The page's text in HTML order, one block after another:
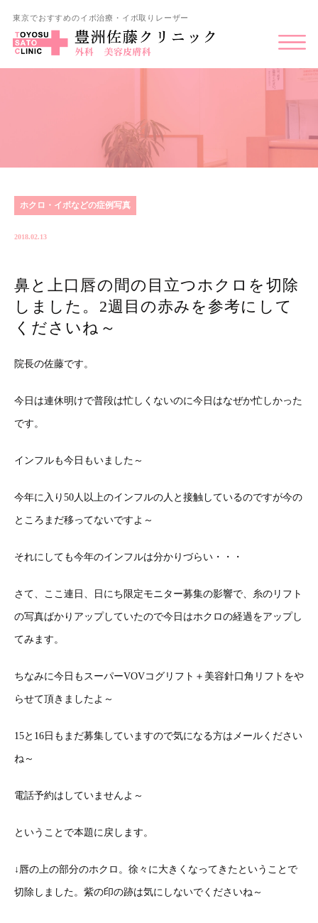
東京でおすすめのイボ治療・イボ取りレーザー
ホクロ・イボなどの症例写真
2018.02.13
鼻と上口唇の間の目立つホクロを切除
しました。2週目の赤みを参考にして
くださいね～
院長の佐藤です。
今日は連休明けで普段は忙しくないのに今日はなぜか忙しかった
です。
インフルも今日もいました～
今年に入り50人以上のインフルの人と接触しているのですが今の
ところまだ移ってないですよ～
それにしても今年のインフルは分かりづらい・・・
さて、ここ連日、日にち限定モニター募集の影響で、糸のリフト
の写真ばかりアップしていたので今日はホクロの経過をアップし
てみます。
ちなみに今日もスーパーVOVコグリフト＋美容針口角リフトをや
らせて頂きましたよ～
15と16日もまだ募集していますので気になる方はメールください
ね～
電話予約はしていませんよ～
ということで本題に戻します。
↓唇の上の部分のホクロ。徐々に大きくなってきたということで
切除しました。紫の印の跡は気にしないでくださいね～